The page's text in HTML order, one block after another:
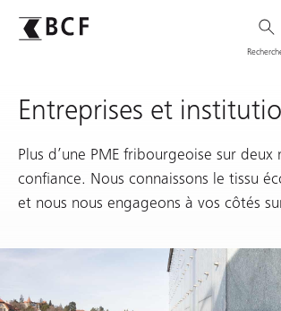
Entreprises et
Plus d’une PME fribourgeoise sur deux
confiance. Nous connaissons le tissu
et nous nous engageons à vos côtés